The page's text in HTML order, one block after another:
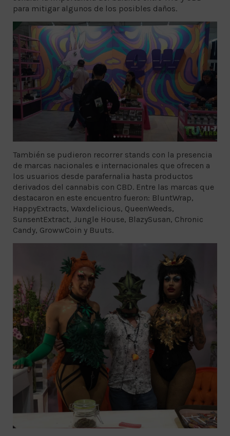
para mitigar algunos de los posibles daños.
También se pudieron recorrer stands con la presencia
de marcas nacionales e internacionales que ofrecen a
los usuarios desde parafernalia hasta productos
derivados del cannabis con CBD. Entre las marcas que
destacaron en este encuentro fueron: BluntWrap,
HappyExtracts, Waxdelicious, QueenWeeds,
SunsentExtract, Jungle House, BlazySusan, Chronic
Candy, GrowwCoin y Buuts.